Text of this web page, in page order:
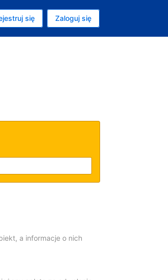
się Zaloguj się
a informacje o nich